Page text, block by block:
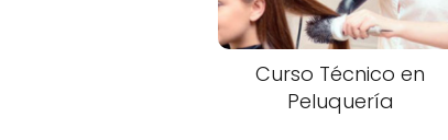
Curso Técnico en
Peluquería